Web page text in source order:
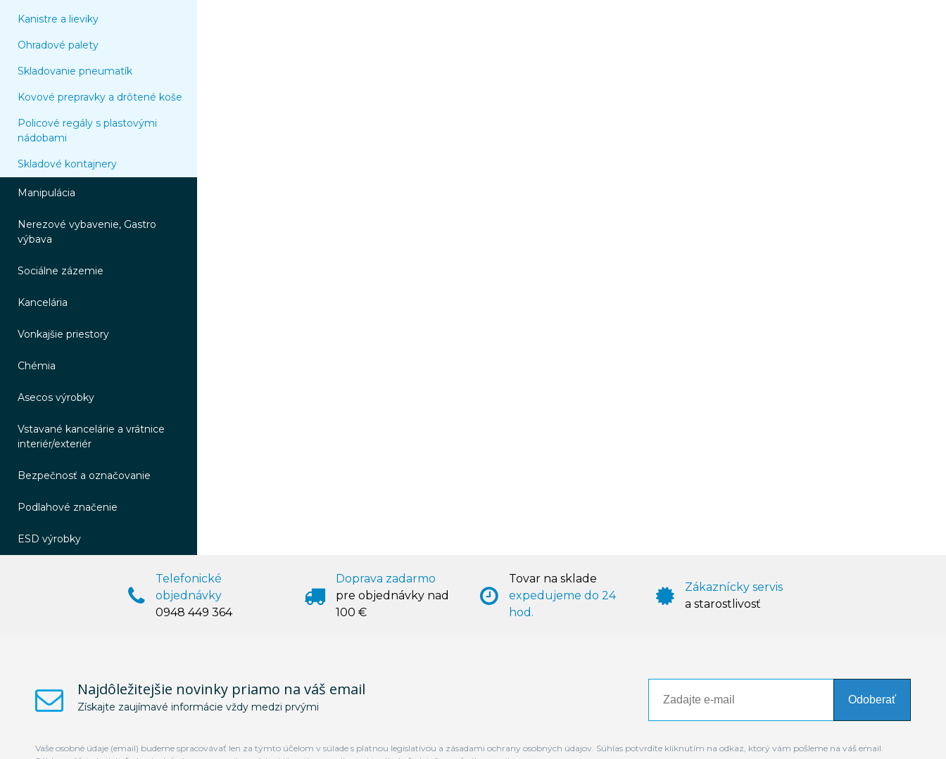
Kanistre a lieviky
Ohradové palety
Skladovanie pneumatík
Kovové prepravky a drôtené koše
Policové regály s plastovými
nádobami
Skladové kontajnery
Manipulácia
Nerezové vybavenie, Gastro
výbava
Sociálne zázemie
Kancelária
Vonkajšie priestory
Chémia
Asecos výrobky
Vstavané kancelárie a vrátnice
interiér/exteriér
Bezpečnosť a označovanie
Podlahové značenie
ESD výrobky
Telefonické
objednávky
0948 449 364
Doprava zadarmo
pre objednávky nad
100 €
Tovar na sklade
expedujeme do 24
hod.
Zákaznícky servis
a starostlivosť
Najdôležitejšie novinky priamo na váš email
Získajte zaujímavé informácie vždy medzi prvými
Odoberať
Vaše osobné údaje (email) budeme spracovávať len za týmto účelom v súlade s platnou legislatívou a zásadami ochrany osobných údajov. Súhlas potvrdíte kliknutím na odkaz, ktorý vám pošleme na váš email.